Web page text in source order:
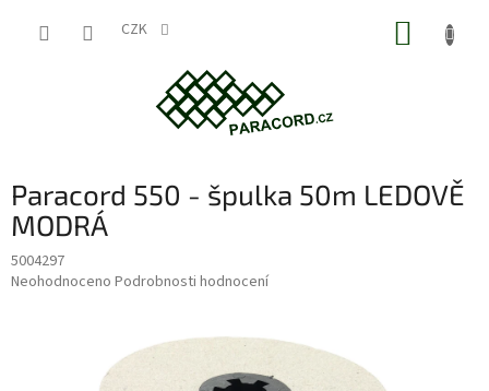
CZK
Paracord 550 - špulka 50m LEDOVĚ
MODRÁ
5004297
Průměrné
Neohodnoceno Podrobnosti hodnocení